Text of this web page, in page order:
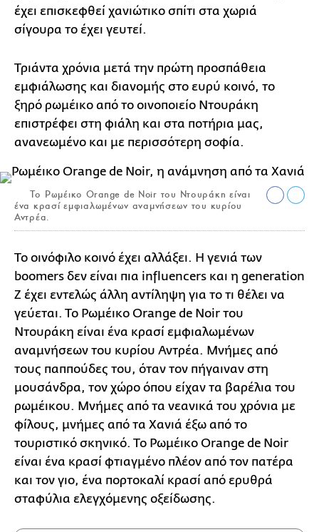
έχει επισκεφθεί χανιώτικο σπίτι στα χωριά
σίγουρα το έχει γευτεί.
Τριάντα χρόνια μετά την πρώτη προσπάθεια
εμφιάλωσης και διανομής στο ευρύ κοινό, το
ξηρό ρωμέικο από το οινοποιείο Ντουράκη
επιστρέφει στη φιάλη και στα ποτήρια μας,
ανανεωμένο και με περισσότερη σοφία.
Το Ρωμέικο Orange de Noir του Ντουράκη είναι
ένα κρασί εμφιαλωμένων αναμνήσεων του κυρίου
Αντρέα.
Το οινόφιλο κοινό έχει αλλάξει. Η γενιά των
boomers δεν είναι πια influencers και η generation
Z έχει εντελώς άλλη αντίληψη για το τι θέλει να
γεύεται. Το Ρωμέικο Orange de Noir του
Ντουράκη είναι ένα κρασί εμφιαλωμένων
αναμνήσεων του κυρίου Αντρέα. Μνήμες από
τους παππούδες του, όταν τον πήγαιναν στη
μουσάνδρα, τον χώρο όπου είχαν τα βαρέλια του
ρωμέικου. Μνήμες από τα νεανικά του χρόνια με
φίλους, μνήμες από τα Χανιά έξω από το
τουριστικό σκηνικό. Το Ρωμέικο Orange de Noir
είναι ένα κρασί φτιαγμένο πλέον από τον πατέρα
και τον γιο, ένα πορτοκαλί κρασί από ερυθρά
σταφύλια ελεγχόμενης οξείδωσης.